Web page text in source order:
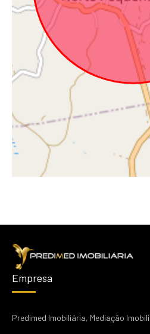
Empresa
Predimed Imobiliária, Mediação